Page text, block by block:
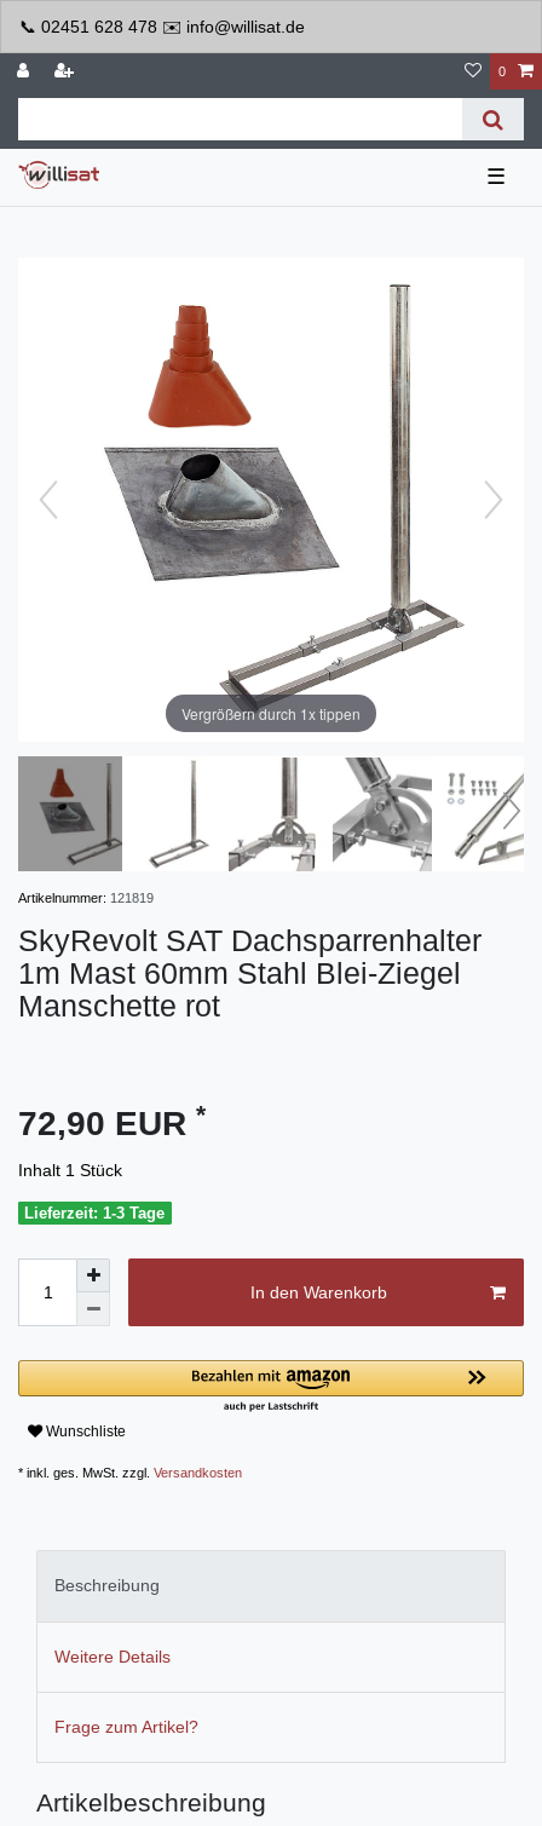
📞 02451 628 478 ✉️ info@willisat.de
0
☰
Vergrößern durch 1x tippen
Artikelnummer: 121819
SkyRevolt SAT Dachsparrenhalter
1m Mast 60mm Stahl Blei-Ziegel
Manschette rot
72,90 EUR *
Inhalt 1 Stück
Lieferzeit: 1-3 Tage
In den Warenkorb
Wunschliste
* inkl. ges. MwSt. zzgl. Versandkosten
Beschreibung
Weitere Details
Frage zum Artikel?
Artikelbeschreibung